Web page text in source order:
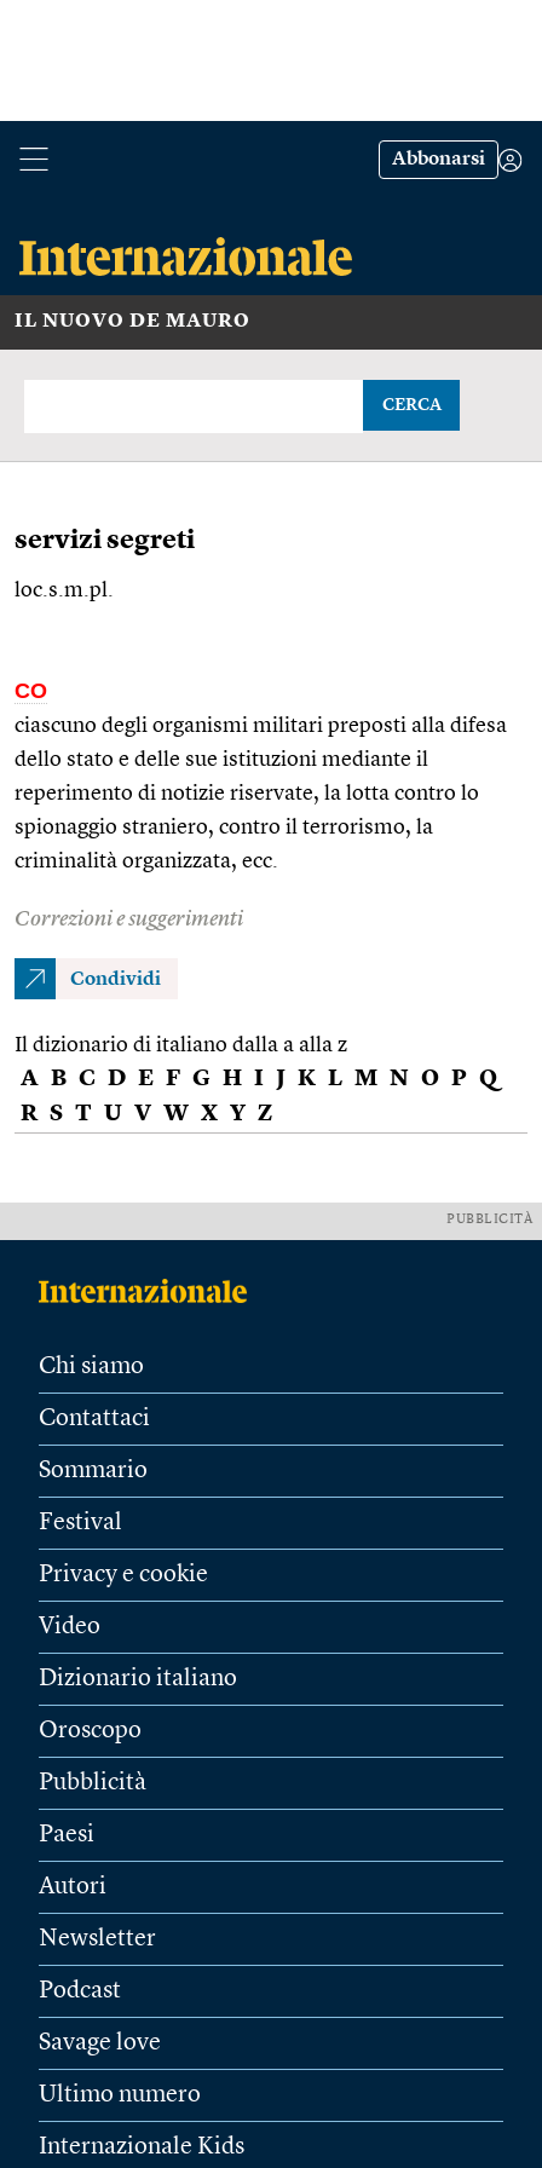
Abbonarsi
IL NUOVO DE MAURO
CERCA
servizi segreti
loc.s.m.pl.
CO
ciascuno degli organismi militari preposti alla difesa
dello stato e delle sue istituzioni mediante il
reperimento di notizie riservate, la lotta contro lo
spionaggio straniero, contro il terrorismo, la
criminalità organizzata, ecc.
Correzioni e suggerimenti
Condividi
Il dizionario di italiano dalla a alla z
A B C D E F G H I J K L M N O P Q
R S T U V W X Y Z
PUBBLICITÀ
Chi siamo
Contattaci
Sommario
Festival
Privacy e cookie
Video
Dizionario italiano
Oroscopo
Pubblicità
Paesi
Autori
Newsletter
Podcast
Savage love
Ultimo numero
Internazionale Kids